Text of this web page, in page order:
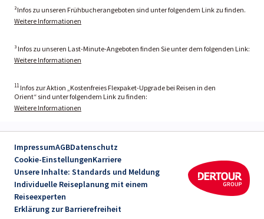
²Infos zu unseren Frühbucherangeboten sind unter folgendem Link zu finden.
Weitere Informationen
³ Infos zu unseren Last-Minute-Angeboten finden Sie unter dem folgenden Link:
Weitere Informationen
11 Infos zur Aktion „Kostenfreies Flexpaket-Upgrade bei Reisen in den
Orient“ sind unter folgendem Link zu finden:
Weitere Informationen
ImpressumAGBDatenschutz
Cookie-EinstellungenKarriere
Unsere Inhalte: Standards und Meldung
Individuelle Reiseplanung mit einem
Reiseexperten
Erklärung zur Barrierefreiheit